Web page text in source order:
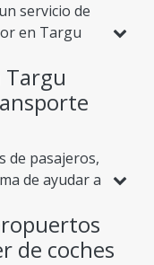
servicio de
en Targu
puntualidad
a un
también
varios
del paisaje
de
a
de pasajeros,
de ayudar a
alquilar un
al
de coches